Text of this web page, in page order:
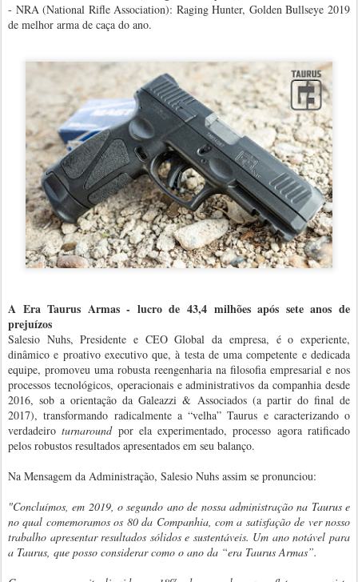
- NRA (National Rifle Association): Raging Hunter, Golden Bullseye 2019
de melhor arma de caça do ano.
A Era Taurus Armas - lucro de 43,4 milhões após sete anos de
prejuízos
Salesio Nuhs, Presidente e CEO Global da empresa, é o experiente,
dinâmico e proativo executivo que, à testa de uma competente e dedicada
equipe, promoveu uma robusta reengenharia na filosofia empresarial e nos
processos tecnológicos, operacionais e administrativos da companhia desde
2016, sob a orientação da Galeazzi & Associados (a partir do final de
2017), transformando radicalmente a “velha” Taurus e caracterizando o
verdadeiroturnaround por ela experimentado, processo agora ratificado
pelos robustos resultados apresentados em seu balanço.
Na Mensagem da Administração, Salesio Nuhs assim se pronunciou:
"Concluímos, em 2019, o segundo ano de nossa administração na Taurus e
no qual comemoramos os 80 da Companhia, com a satisfação de ver nosso
trabalho apresentar resultados sólidos e sustentáveis. Um ano notável para
a Taurus, que posso considerar como o ano da “era Taurus Armas”.